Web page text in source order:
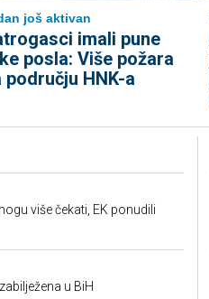
još aktivan
imali pune
posla: Više požara
području HNK-a
više čekati, EK ponudili
u BiH